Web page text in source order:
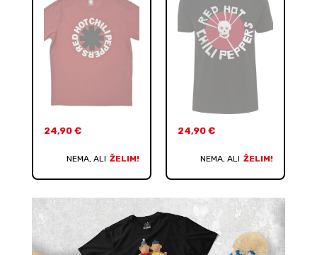
24,90 €
NEMA, ALI ŽELIM!
24,90 €
NEMA, ALI ŽELIM!